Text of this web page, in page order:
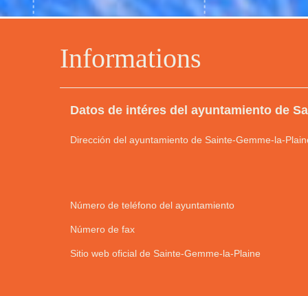
Informations
Datos de intéres del ayuntamiento de
Dirección del ayuntamiento de Sainte-Gemme-la-
Número de teléfono del ayuntamiento
Número de fax
Sitio web oficial de Sainte-Gemme-la-Plaine